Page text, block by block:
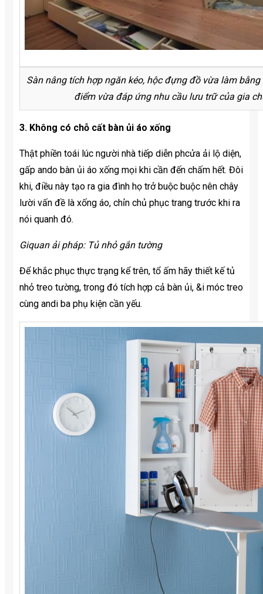
Sàn nâng tích hợp ngăn kéo, hộc đựng đồ vừa làm
điểm vừa đáp ứng nhu cầu lưu trữ của gia
3. Không có chỗ cất bàn ủi áo xống
Thật phiền toái lúc người nhà tiếp diễn phcửa ải lộ diện,
gấp ando bàn ủi áo xống mọi khi cần đến chấm hết. Đôi
khi, điều này tạo ra gia đình họ trở buộc buộc nên chây
lười vấn đề là xống áo, chỉn chủ phục trang trước khi ra
nói quanh đó.
Giquan ải pháp: Tủ nhỏ gắn tường
Để khắc phục thực trạng kể trên, tổ ấm hãy thiết kế tủ
nhỏ treo tường, trong đó tích hợp cả bàn ủi, &i móc treo
cùng andi ba phụ kiện cần yếu.